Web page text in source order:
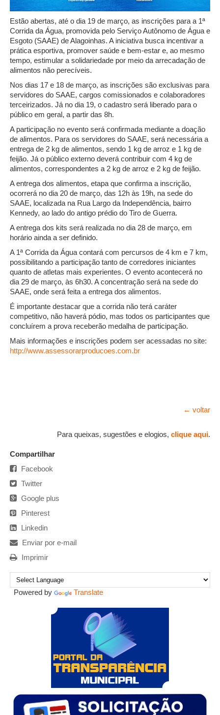
Estão abertas, até o dia 19 de março, as inscrições para a 1ª
Corrida da Água, promovida pelo Serviço Autônomo de Água e
Esgoto (SAAE) de Alagoinhas. A iniciativa busca incentivar a
prática esportiva, promover saúde e bem-estar e, ao mesmo
tempo, estimular a solidariedade por meio da arrecadação de
alimentos não perecíveis.
Nos dias 17 e 18 de março, as inscrições são exclusivas para
servidores do SAAE, cargos comissionados e colaboradores
terceirizados. Já no dia 19, o cadastro será liberado para o
público em geral, a partir das 8h.
A participação no evento será confirmada mediante a doação
de alimentos. Para os servidores do SAAE, será necessária a
entrega de 2 kg de alimentos, sendo 1 kg de arroz e 1 kg de
feijão. Já o público externo deverá contribuir com 4 kg de
alimentos, correspondentes a 2 kg de arroz e 2 kg de feijão.
A entrega dos alimentos, etapa que confirma a inscrição,
ocorrerá no dia 20 de março, das 12h às 19h, na sede do
SAAE, localizada na Rua Largo da Independência, bairro
Kennedy, ao lado do antigo prédio do Tiro de Guerra.
A entrega dos kits será realizada no dia 28 de março, em
horário ainda a ser definido.
A 1ª Corrida da Água contará com percursos de 4 km e 7 km,
possibilitando a participação tanto de corredores iniciantes
quanto de atletas mais experientes. O evento acontecerá no
dia 29 de março, às 6h30. A concentração será na sede do
SAAE, onde será feita a entrega dos alimentos.
É importante destacar que a corrida não terá caráter
competitivo, não haverá pódio, mas todos os participantes que
concluírem a prova receberão medalha de participação.
Mais informações e inscrições podem ser acessadas no site:
http://www.assessorarproducoes.com.br
← voltar
Para queixas, sugestões e elogios, clique aqui.
Compartilhar
Facebook
Twitter
Google plus
Pinterest
Linkedin
Enviar por e-mail
Imprimir
Powered by Translate